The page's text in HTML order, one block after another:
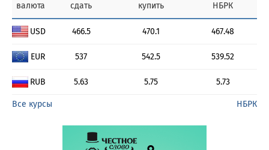
валюта сдать купить НБРК
USD 466.5 470.1 467.48
EUR 537 542.5 539.52
RUB 5.63 5.75 5.73
Все курсы НБРК